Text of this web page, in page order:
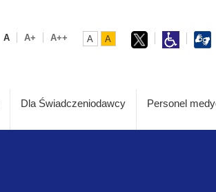
A A+ A++ A A
Dla Świadczeniodawcy Personel